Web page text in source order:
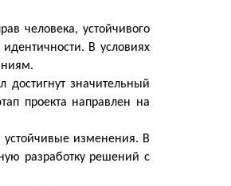
человека, устойчивого
В условиях
достигнут значительный
проекта направлен на
устойчивые изменения. В
разработку решений с